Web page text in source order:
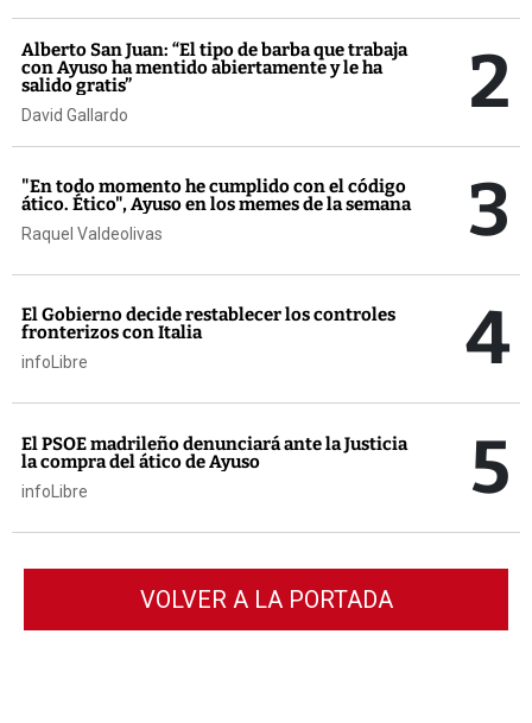
Alberto San Juan: “El tipo de barba que trabaja
con Ayuso ha mentido abiertamente y le ha
salido gratis”
David Gallardo 2
"En todo momento he cumplido con el código
ático. Ético", Ayuso en los memes de la semana
Raquel Valdeolivas 3
El Gobierno decide restablecer los controles
fronterizos con Italia
infoLibre 4
El PSOE madrileño denunciará ante la Justicia
la compra del ático de Ayuso
infoLibre 5
VOLVER A LA PORTADA